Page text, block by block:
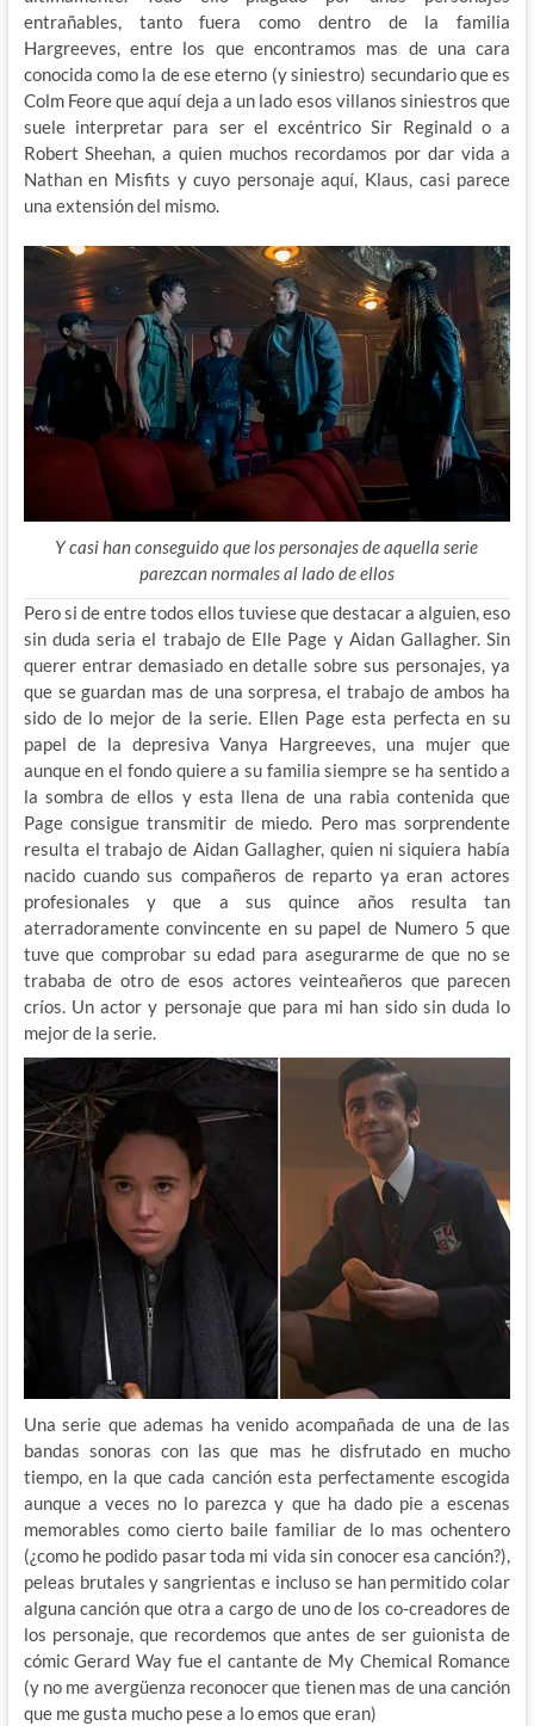
entrañables, tanto fuera como dentro de la familia
Hargreeves, entre los que encontramos mas de una cara
conocida como la de ese eterno (y siniestro) secundario que es
Colm Feore que aquí deja a un lado esos villanos siniestros que
suele interpretar para ser el excéntrico Sir Reginald o a
Robert Sheehan, a quien muchos recordamos por dar vida a
Nathan en Misfits y cuyo personaje aquí, Klaus, casi parece
una extensión del mismo.
Y casi han conseguido que los personajes de aquella serie
parezcan normales al lado de ellos
Pero si de entre todos ellos tuviese que destacar a alguien, eso
sin duda seria el trabajo de Elle Page y Aidan Gallagher. Sin
querer entrar demasiado en detalle sobre sus personajes, ya
que se guardan mas de una sorpresa, el trabajo de ambos ha
sido de lo mejor de la serie. Ellen Page esta perfecta en su
papel de la depresiva Vanya Hargreeves, una mujer que
aunque en el fondo quiere a su familia siempre se ha sentido a
la sombra de ellos y esta llena de una rabia contenida que
Page consigue transmitir de miedo. Pero mas sorprendente
resulta el trabajo de Aidan Gallagher, quien ni siquiera había
nacido cuando sus compañeros de reparto ya eran actores
profesionales y que a sus quince años resulta tan
aterradoramente convincente en su papel de Numero 5 que
tuve que comprobar su edad para asegurarme de que no se
trababa de otro de esos actores veinteañeros que parecen
críos. Un actor y personaje que para mi han sido sin duda lo
mejor de la serie.
Una serie que ademas ha venido acompañada de una de las
bandas sonoras con las que mas he disfrutado en mucho
tiempo, en la que cada canción esta perfectamente escogida
aunque a veces no lo parezca y que ha dado pie a escenas
memorables como cierto baile familiar de lo mas ochentero
(¿como he podido pasar toda mi vida sin conocer esa canción?),
peleas brutales y sangrientas e incluso se han permitido colar
alguna canción que otra a cargo de uno de los co-creadores de
los personaje, que recordemos que antes de ser guionista de
cómic Gerard Way fue el cantante de My Chemical Romance
(y no me avergüenza reconocer que tienen mas de una canción
que me gusta mucho pese a lo emos que eran)